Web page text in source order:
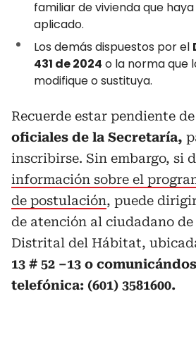
familiar de vivienda que
aplicado.
Los demás dispuestos por el
431 de 2024 o la norma que
modifique o sustituya.
Recuerde estar pendiente
oficiales de la Secretaría,
inscribirse. Sin embargo, si
información sobre el
de postulación, puede
de atención al ciudadano
Distrital del Hábitat,
13 # 52 –13 o
telefónica: (601) 3581600.